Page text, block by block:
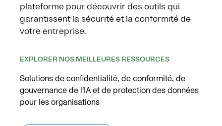
plateforme pour découvrir des outils qui
garantissent la sécurité et la conformité de
votre entreprise.
EXPLORER NOS MEILLEURES RESSOURCES
Solutions de confidentialité, de conformité, de
gouvernance de l’IA et de protection des données
pour les organisations